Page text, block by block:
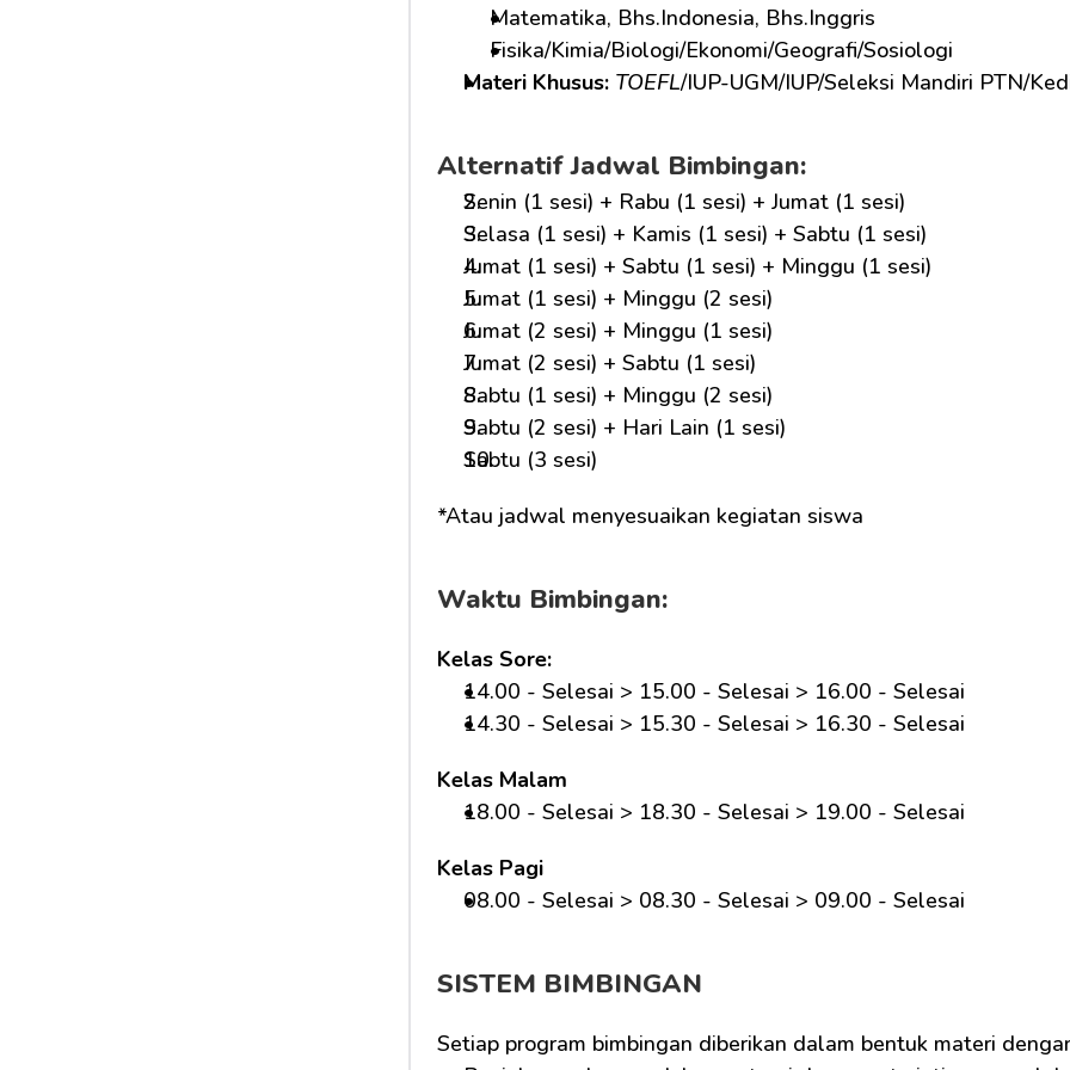
Matematika, Bhs.Indonesia, Bhs.Inggris
Fisika/Kimia/Biologi/Ekonomi/Geografi/Sosiologi
Materi Khusus: TOEFL/IUP-UGM/IUP/Seleksi Mandiri PTN/
Alternatif Jadwal Bimbingan:
Senin (1 sesi) + Rabu (1 sesi) + Jumat (1 sesi)
Selasa (1 sesi) + Kamis (1 sesi) + Sabtu (1 sesi)
Jumat (1 sesi) + Sabtu (1 sesi) + Minggu (1 sesi)
Jumat (1 sesi) + Minggu (2 sesi)
Jumat (2 sesi) + Minggu (1 sesi)
Jumat (2 sesi) + Sabtu (1 sesi)
Sabtu (1 sesi) + Minggu (2 sesi)
Sabtu (2 sesi) + Hari Lain (1 sesi)
Sabtu (3 sesi)
*Atau jadwal menyesuaikan kegiatan siswa
Waktu Bimbingan:
Kelas Sore:
14.00 - Selesai > 15.00 - Selesai > 16.00 - Selesai
14.30 - Selesai > 15.30 - Selesai > 16.30 - Selesai
Kelas Malam
18.00 - Selesai > 18.30 - Selesai > 19.00 - Selesai
Kelas Pagi
08.00 - Selesai > 08.30 - Selesai > 09.00 - Selesai
SISTEM BIMBINGAN
Setiap program bimbingan diberikan dalam bentuk materi